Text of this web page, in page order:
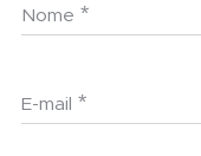
Nome
E-mail